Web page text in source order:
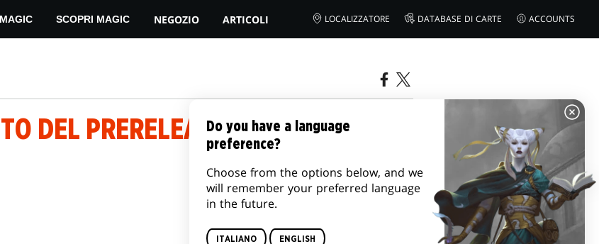
SCOPRI MAGIC NEGOZIO ARTICOLI LOCALIZZATORE DATABASE DI CARTE ACCOUNTS
DEL PRERELEASE DI LA GUERRA
Do you have a language
preference?
Choose from the options below, and we
will remember your preferred language
in the future.
ITALIANO ENGLISH